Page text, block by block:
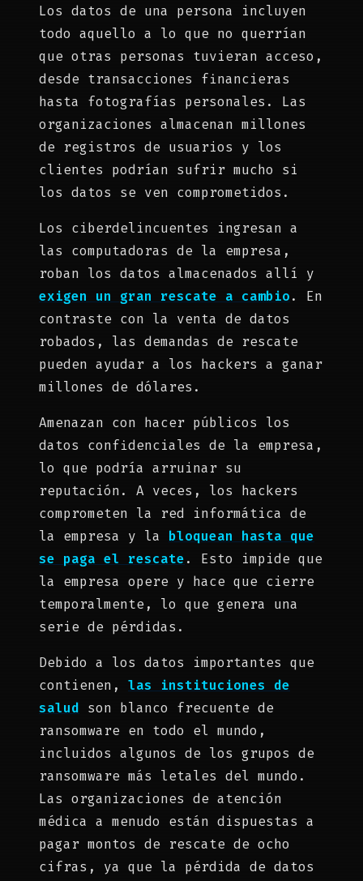
Los datos de una persona incluyen
todo aquello a lo que no querrían
que otras personas tuvieran acceso,
desde transacciones financieras
hasta fotografías personales. Las
organizaciones almacenan millones
de registros de usuarios y los
clientes podrían sufrir mucho si
los datos se ven comprometidos.
Los ciberdelincuentes ingresan a
las computadoras de la empresa,
roban los datos almacenados allí y
exigen un gran rescate a cambio. En
contraste con la venta de datos
robados, las demandas de rescate
pueden ayudar a los hackers a ganar
millones de dólares.
Amenazan con hacer públicos los
datos confidenciales de la empresa,
lo que podría arruinar su
reputación. A veces, los hackers
comprometen la red informática de
la empresa y la bloquean hasta que
se paga el rescate. Esto impide que
la empresa opere y hace que cierre
temporalmente, lo que genera una
serie de pérdidas.
Debido a los datos importantes que
contienen, las instituciones de
salud son blanco frecuente de
ransomware en todo el mundo,
incluidos algunos de los grupos de
ransomware más letales del mundo.
Las organizaciones de atención
médica a menudo están dispuestas a
pagar montos de rescate de ocho
cifras, ya que la pérdida de datos